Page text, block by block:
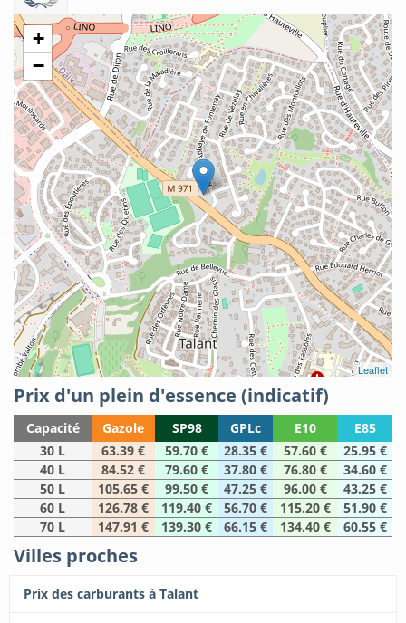
+
−
Leaflet
Prix d'un plein d'essence (indicatif)
Capacité Gazole SP98 GPLc E10
E85
30 L
63.39 € 59.70 € 28.35 € 57.60 €
25.95 €
40 L
84.52 € 79.60 € 37.80 € 76.80 €
34.60 €
50 L
105.65 € 99.50 € 47.25 € 96.00 €
43.25 €
60 L
126.78 € 119.40 € 56.70 € 115.20 €
51.90 €
70 L
147.91 € 139.30 € 66.15 € 134.40 € 60.55 €
Villes proches
Prix des carburants à Talant